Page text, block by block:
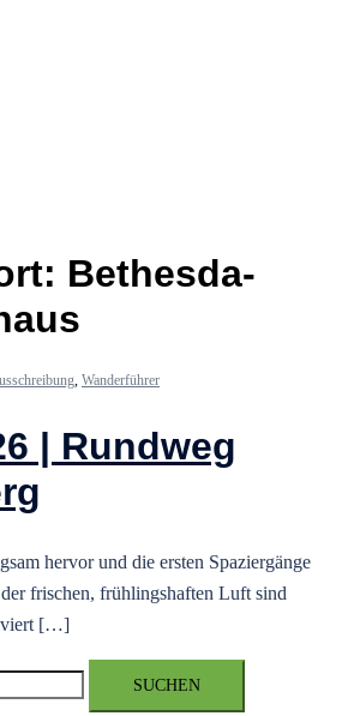
Bethesda-
, Wanderführer
| Rundweg
hervor und die ersten Spaziergänge
frischen, frühlingshaften Luft sind
[…]